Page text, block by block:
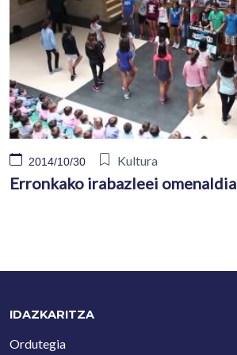
2014/10/30 Kultura
Erronkako irabazleei omenaldia
IDAZKARITZA
Ordutegia